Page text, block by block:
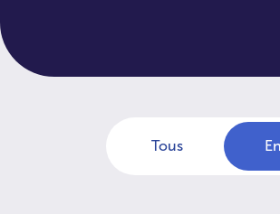
Tous